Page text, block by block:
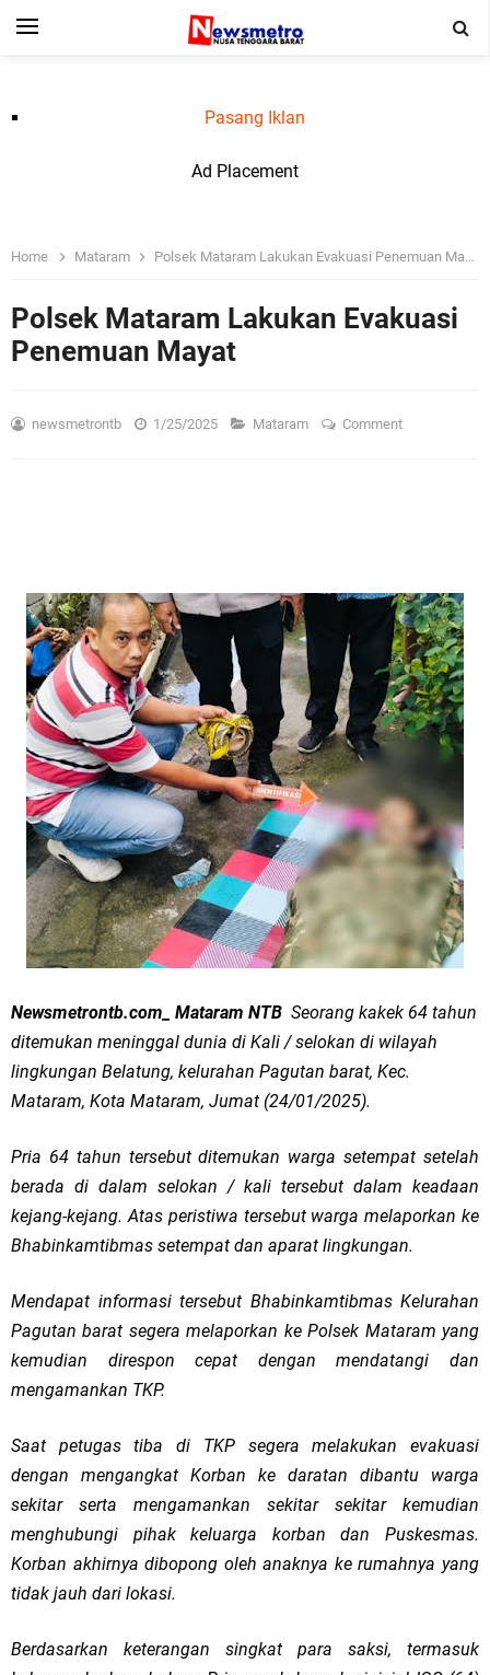
Pasang Iklan
Ad Placement
Home Mataram Polsek Mataram Lakukan Evakuasi Penemuan Mayat
Polsek Mataram Lakukan Evakuasi
Penemuan Mayat
newsmetrontb 1/25/2025 Mataram Comment
Newsmetrontb.com_ Mataram NTB Seorang kakek 64 tahun
ditemukan meninggal dunia di Kali / selokan di wilayah
lingkungan Belatung, kelurahan Pagutan barat, Kec.
Mataram, Kota Mataram, Jumat (24/01/2025).
Pria 64 tahun tersebut ditemukan warga setempat setelah
berada di dalam selokan / kali tersebut dalam keadaan
kejang-kejang. Atas peristiwa tersebut warga melaporkan ke
Bhabinkamtibmas setempat dan aparat lingkungan.
Mendapat informasi tersebut Bhabinkamtibmas Kelurahan
Pagutan barat segera melaporkan ke Polsek Mataram yang
kemudian direspon cepat dengan mendatangi dan
mengamankan TKP.
Saat petugas tiba di TKP segera melakukan evakuasi
dengan mengangkat Korban ke daratan dibantu warga
sekitar serta mengamankan sekitar sekitar kemudian
menghubungi pihak keluarga korban dan Puskesmas.
Korban akhirnya dibopong oleh anaknya ke rumahnya yang
tidak jauh dari lokasi.
Berdasarkan keterangan singkat para saksi, termasuk